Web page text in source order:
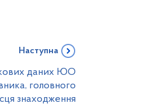
Наступна
даних ЮО
головного
знаходження